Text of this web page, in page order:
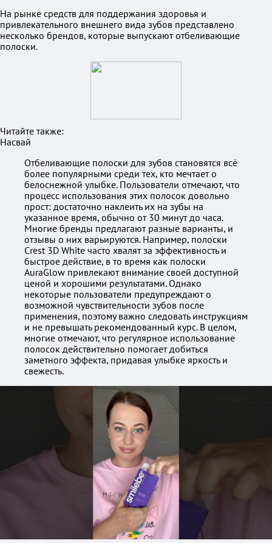
На рынке средств для поддержания здоровья и
привлекательного внешнего вида зубов представлено
несколько брендов, которые выпускают отбеливающие
полоски.
Читайте также:
Насвай
Отбеливающие полоски для зубов становятся всё
более популярными среди тех, кто мечтает о
белоснежной улыбке. Пользователи отмечают, что
процесс использования этих полосок довольно
прост: достаточно наклеить их на зубы на
указанное время, обычно от 30 минут до часа.
Многие бренды предлагают разные варианты, и
отзывы о них варьируются. Например, полоски
Crest 3D White часто хвалят за эффективность и
быстрое действие, в то время как полоски
AuraGlow привлекают внимание своей доступной
ценой и хорошими результатами. Однако
некоторые пользователи предупреждают о
возможной чувствительности зубов после
применения, поэтому важно следовать инструкциям
и не превышать рекомендованный курс. В целом,
многие отмечают, что регулярное использование
полосок действительно помогает добиться
заметного эффекта, придавая улыбке яркость и
свежесть.